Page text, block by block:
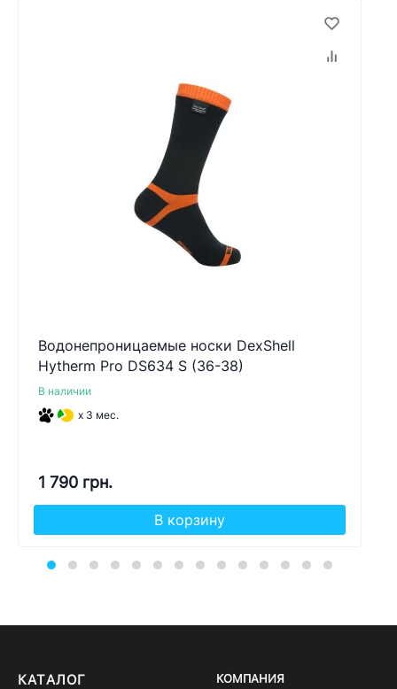
Водонепроницаемые носки DexShell
Hytherm Pro DS634 S (36-38)
В наличии
x 3 мес.
1 790 грн.
В корзину
КАТАЛОГ
КОМПАНИЯ